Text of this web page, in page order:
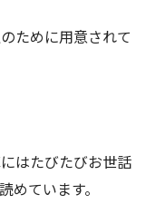
ために用意されて
はたびたびお世話
めています。